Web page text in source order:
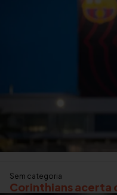
Sem categoria
Corinthians acerta